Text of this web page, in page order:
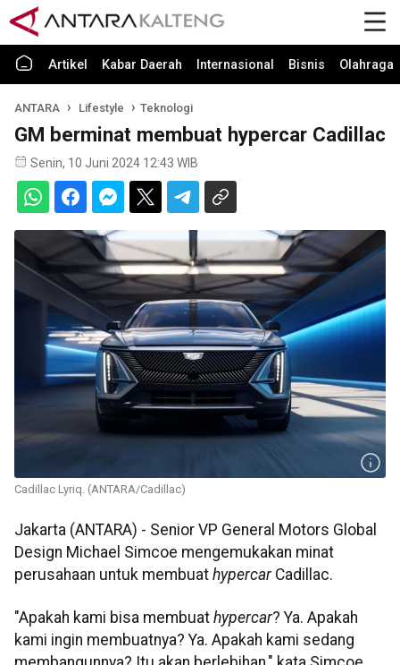
Artikel Kabar Daerah Internasional Bisnis Olahraga
ANTARA Lifestyle Teknologi
GM berminat membuat hypercar Cadillac
Senin, 10 Juni 2024 12:43 WIB
Cadillac Lyriq. (ANTARA/Cadillac)
Jakarta (ANTARA) - Senior VP General Motors Global
Design Michael Simcoe mengemukakan minat
perusahaan untuk membuat hypercar Cadillac.
"Apakah kami bisa membuat hypercar? Ya. Apakah
kami ingin membuatnya? Ya. Apakah kami sedang